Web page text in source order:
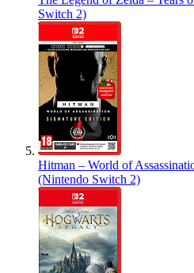
Switch 2)
Hitman – World of
(Nintendo Switch 2)